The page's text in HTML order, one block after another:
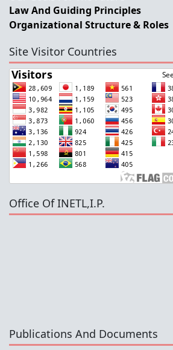
Law And Guiding Principles
Organizational Structure & Roles
Site Visitor Countries
Office Of INETL,I.P.
Publications And Documents